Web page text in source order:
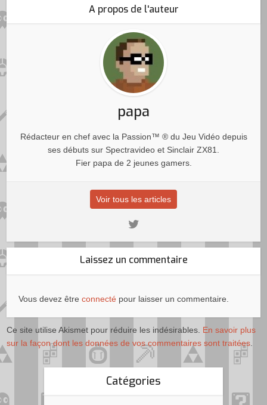
A propos de l'auteur
papa
Rédacteur en chef avec la Passion™ ® du Jeu Vidéo depuis
ses débuts sur Spectravideo et Sinclair ZX81.
Fier papa de 2 jeunes gamers.
Voir tous les articles
Laissez un commentaire
Vous devez êtreconnecté pour laisser un commentaire.
Ce site utilise Akismet pour réduire les indésirables. En savoir plus
sur la façon dont les données de vos commentaires sont traitées.
Catégories